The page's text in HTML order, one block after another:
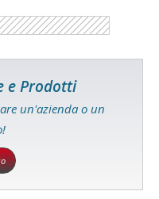
e Prodotti
un'azienda o un